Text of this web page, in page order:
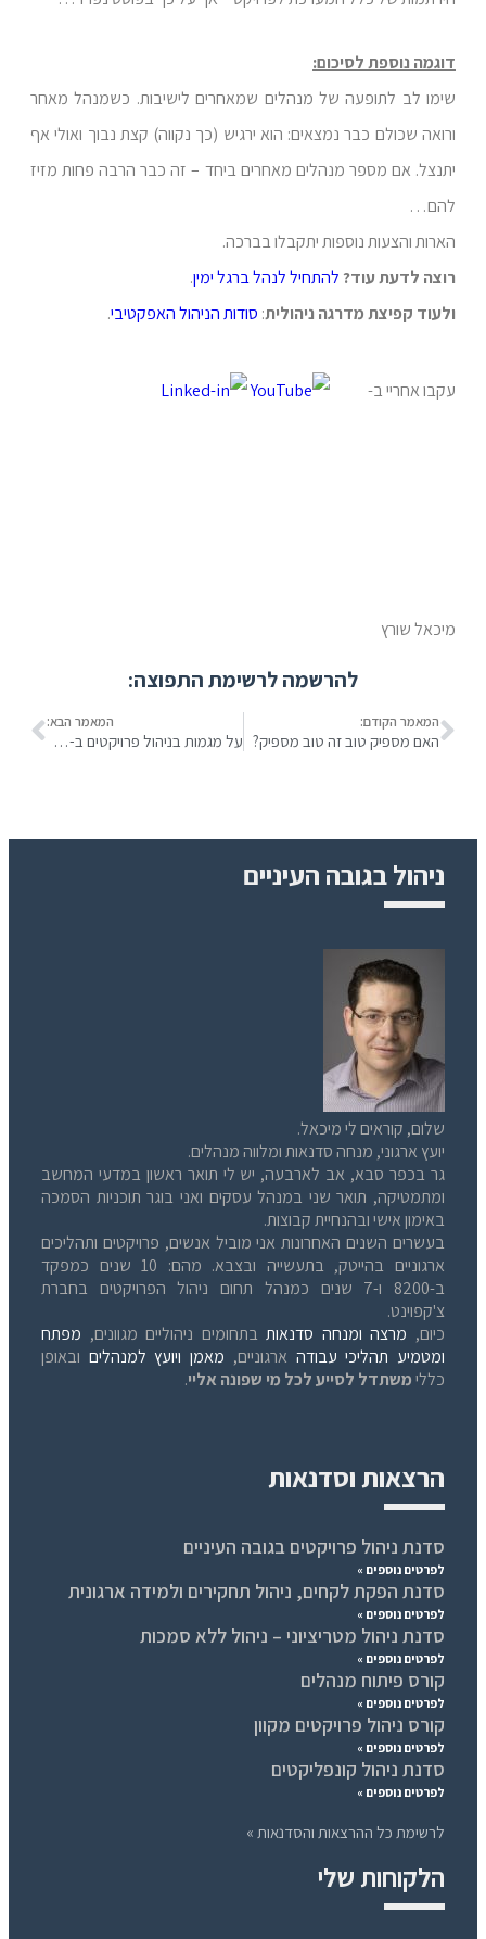
דוגמה נוספת לסיכום:
שימו לב לתופעה של מנהלים שמאחרים לישיבות. כשמנהל מאחר
ורואה שכולם כבר נמצאים: הוא ירגיש (כך נקווה) קצת נבוך ואולי אף
יתנצל. אם מספר מנהלים מאחרים ביחד – זה כבר הרבה פחות מזיז
להם…
הארות והצעות נוספות יתקבלו בברכה.
רוצה לדעת עוד? להתחיל לנהל ברגל ימין.
ולעוד קפיצת מדרגה ניהולית: סודות הניהול האפקטיבי.
עקבו אחריי ב-
מיכאל שורץ
להרשמה לרשימת התפוצה:
המאמר הקודם:
האם מספיק טוב זה טוב מספיק?
המאמר הבא:
על מגמות בניהול פרויקטים ב-2013, Agile ועוד
ניהול בגובה העיניים
שלום, קוראים לי מיכאל.
יועץ ארגוני, מנחה סדנאות ומלווה מנהלים.
גר בכפר סבא, אב לארבעה, יש לי תואר ראשון במדעי המחשב
ומתמטיקה, תואר שני במנהל עסקים ואני בוגר תוכניות הסמכה
באימון אישי ובהנחיית קבוצות.
בעשרים השנים האחרונות אני מוביל אנשים, פרויקטים ותהליכים
ארגוניים בהייטק, בתעשייה ובצבא. מהם: 10 שנים כמפקד
ב-8200 ו-7 שנים כמנהל תחום ניהול הפרויקטים בחברת
צ'קפוינט.
כיום, מרצה ומנחה סדנאותבתחומים ניהוליים מגוונים, מפתח
ומטמיע תהליכי עבודה ארגוניים, מאמן ויועץ למנהלים ובאופן
כללימשתדל לסייע לכל מי שפונה אליי.
הרצאות וסדנאות
סדנת ניהול פרויקטים בגובה העיניים
לפרטים נוספים »
סדנת הפקת לקחים, ניהול תחקירים ולמידה ארגונית
לפרטים נוספים »
סדנת ניהול מטריציוני – ניהול ללא סמכות
לפרטים נוספים »
קורס פיתוח מנהלים
לפרטים נוספים »
קורס ניהול פרויקטים מקוון
לפרטים נוספים »
סדנת ניהול קונפליקטים
לפרטים נוספים »
לרשימת כל ההרצאות והסדנאות »
הלקוחות שלי